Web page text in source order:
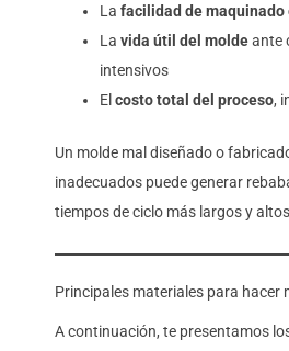
Lafacilidad de maquinado
Lavida útil del moldeante
intensivos
Elcosto total del proceso,
Un molde mal diseñado o
inadecuados puede generar
tiempos de ciclo más largos y
Principales materiales para hacer
A continuación, te presentamos